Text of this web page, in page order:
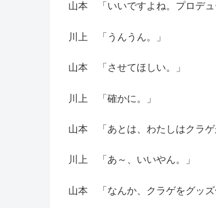
山本 「いいですよね。プロデュ
川上 「うんうん。」
山本 「させてほしい。」
川上 「確かに。」
山本 「あとは、わたしはクラゲ
川上 「あ～、いいやん。」
山本 「なんか、クラゲをグッズ